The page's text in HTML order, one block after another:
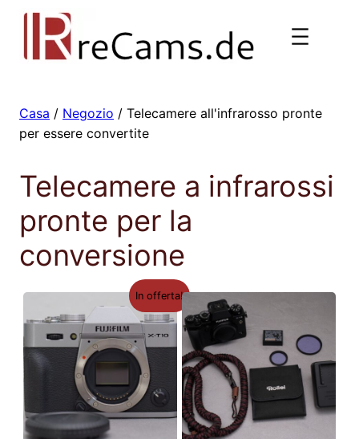
contenuto
Casa / Negozio / Telecamere all'infrarosso pronte
per essere convertite
Telecamere a infrarossi
pronte per la
conversione
In offerta!